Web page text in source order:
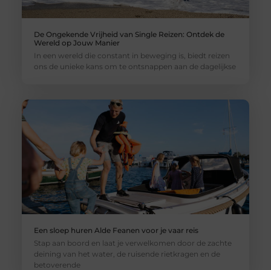
De Ongekende Vrijheid van Single Reizen: Ontdek de
Wereld op Jouw Manier
In een wereld die constant in beweging is, biedt reizen
ons de unieke kans om te ontsnappen aan de dagelijkse
Een sloep huren Alde Feanen voor je vaar reis
Stap aan boord en laat je verwelkomen door de zachte
deining van het water, de ruisende rietkragen en de
betoverende